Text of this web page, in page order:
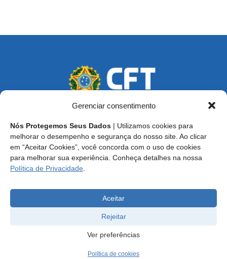
Gerenciar consentimento
Nós Protegemos Seus Dados | Utilizamos cookies para
melhorar o desempenho e segurança do nosso site. Ao clicar
em “Aceitar Cookies”, você concorda com o uso de cookies
para melhorar sua experiência. Conheça detalhes na nossa
Política de Privacidade
Aceitar
Rejeitar
Ver preferências
Política de cookies
Endereço: SCS, Quadra 02, Bloco D, Ed. Oscar Niemeyer,
9º Andar CEP 70.316-900 - Brasília/DF
Central de Atendimento ao Técnico:0800 016-1515